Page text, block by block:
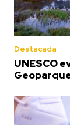
Destacada
UNESCO